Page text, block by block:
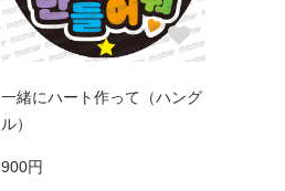
一緒にハート作って（ハング
ル）
900円